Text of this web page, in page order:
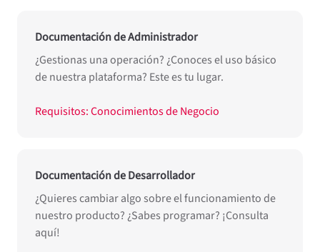
Documentación de Administrador
¿Gestionas una operación? ¿Conoces el uso básico
de nuestra plataforma? Este es tu lugar.
Requisitos: Conocimientos de Negocio
Documentación de Desarrollador
¿Quieres cambiar algo sobre el funcionamiento de
nuestro producto? ¿Sabes programar? ¡Consulta
aquí!